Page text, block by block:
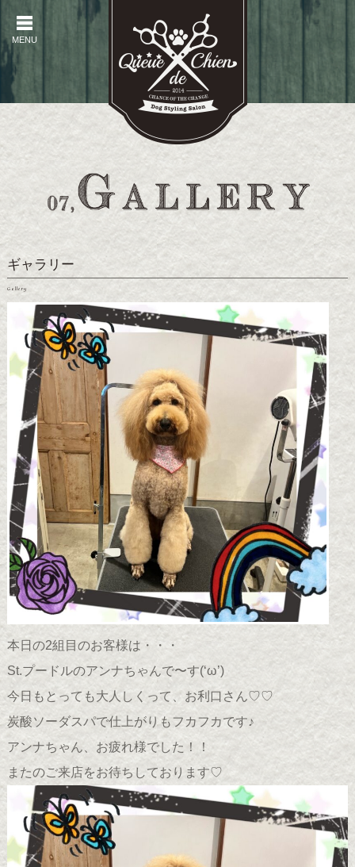
MENU
ギャラリー
Gallery
本日の2組目のお客様は・・・
St.プードルのアンナちゃんで〜す(‘ω’)
今日もとっても大人しくって、お利口さん♡♡
炭酸ソーダスパで仕上がりもフカフカです♪
アンナちゃん、お疲れ様でした！！
またのご来店をお待ちしております♡